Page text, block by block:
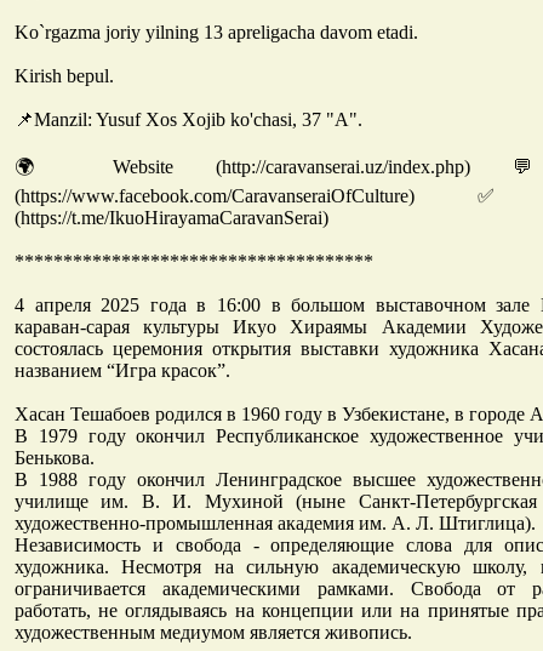
Ko`rgazma joriy yilning 13 apreligacha davom etadi.
Kirish bepul.
📌Manzil: Yusuf Xos Xojib ko'chasi, 37 "A".
🌍 Website (http://caravanserai.uz/index.php)
(https://www.facebook.com/
(https://t.me/IkuoHirayamaCaravanSerai)
*************************************
4 апреля 2025 года в 16:00 в большом выставочном зале
караван-сарая культуры Икуо Хираямы Академии
состоялась церемония открытия выставки художника
названием “Игра красок”.
Хасан Тешабоев родился в 1960 году в Узбекистане, в городе
В 1979 году окончил Республиканское художественное
Бенькова.
В 1988 году окончил Ленинградское высшее
училище им. В. И. Мухиной (ныне Санкт-Петербургская
художественно-промышленная академия им. А. Л. Штиглица).
Независимость и свобода - определяющие слова для
художника. Несмотря на сильную академическую школу,
ограничивается академическими рамками. Свобода от
работать, не оглядываясь на концепции или на принятые
художественным медиумом является живопись.